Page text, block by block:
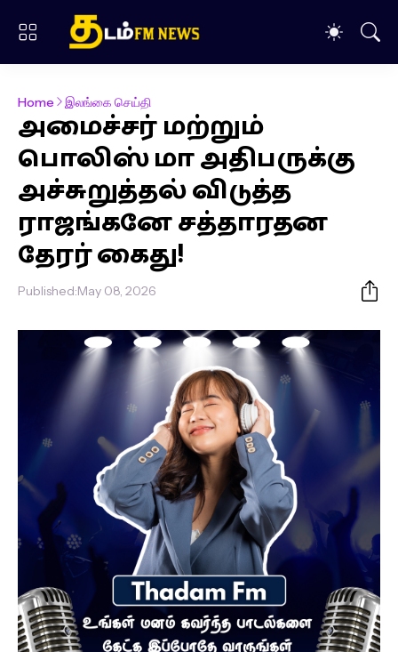
Home இலங்கை செய்தி
அமைச்சர் மற்றும்
பொலிஸ் மா அதிபருக்கு
அச்சுறுத்தல் விடுத்த
ராஜங்கனே சத்தாரதன
தேரர் கைது!
Published:May 08, 2026